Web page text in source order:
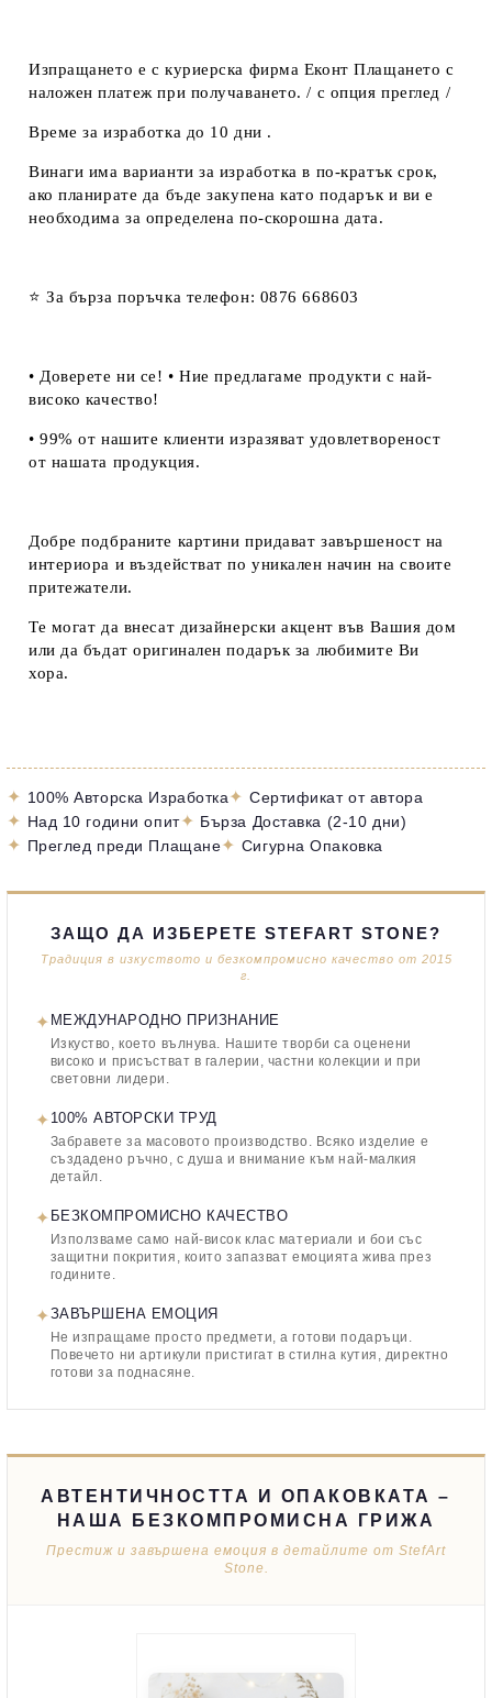
Изпращането е с куриерска фирма Еконт Плащането с
наложен платеж при получаването. / с опция преглед /
Време за изработка до 10 дни .
Винаги има варианти за изработка в по-кратък срок,
ако планирате да бъде закупена като подарък и ви е
необходима за определена по-скорошна дата.
⭐ За бърза поръчка телефон: 0876 668603
• Доверете ни се! • Ние предлагаме продукти с най-
високо качество!
• 99% от нашите клиенти изразяват удовлетвореност
от нашата продукция.
Добре подбраните картини придават завършеност на
интериора и въздействат по уникален начин на своите
притежатели.
Те могат да внесат дизайнерски акцент във Вашия дом
или да бъдат оригинален подарък за любимите Ви
хора.
✦ 100% Авторска Изработка✦ Сертификат от автора
✦ Над 10 години опит✦ Бърза Доставка (2-10 дни)
✦ Преглед преди Плащане✦ Сигурна Опаковка
ЗАЩО ДА ИЗБЕРЕТЕ STEFART STONE?
Традиция в изкуството и безкомпромисно качество от 2015
г.
✦ МЕЖДУНАРОДНО ПРИЗНАНИЕ
Изкуство, което вълнува. Нашите творби са оценени
високо и присъстват в галерии, частни колекции и при
световни лидери.
✦ 100% АВТОРСКИ ТРУД
Забравете за масовото производство. Всяко изделие е
създадено ръчно, с душа и внимание към най-малкия
детайл.
✦ БЕЗКОМПРОМИСНО КАЧЕСТВО
Използваме само най-висок клас материали и бои със
защитни покрития, които запазват емоцията жива през
годините.
✦ЗАВЪРШЕНА ЕМОЦИЯ
Не изпращаме просто предмети, а готови подаръци.
Повечето ни артикули пристигат в стилна кутия, директно
готови за поднасяне.
АВТЕНТИЧНОСТТА И ОПАКОВКАТА –
НАША БЕЗКОМПРОМИСНА ГРИЖА
Престиж и завършена емоция в детайлите от StefArt
Stone.